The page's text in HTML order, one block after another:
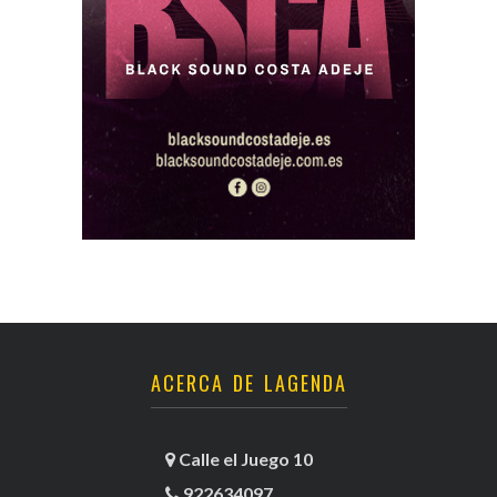
ACERCA DE LAGENDA
Calle el Juego 10